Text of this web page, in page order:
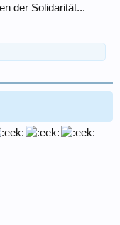
der Solidarität...